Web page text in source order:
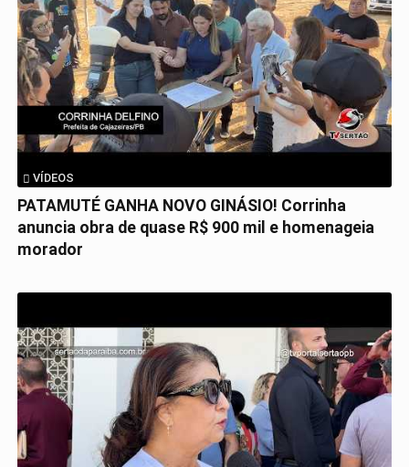
VÍDEOS
PATAMUTÉ GANHA NOVO GINÁSIO! Corrinha
anuncia obra de quase R$ 900 mil e homenageia
morador